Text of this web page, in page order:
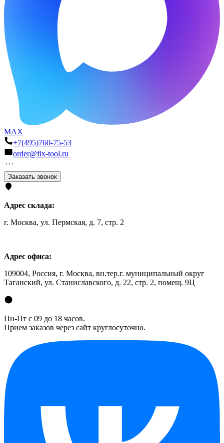
MAX
+7(495)760-75-53
order@fix-tool.ru
Заказать звонок
Адрес склада:
г. Москва, ул. Пермская, д. 7, стр. 2
Адрес офиса:
109004, Россия, г. Москва, вн.тер.г. муниципальный округ
Таганский, ул. Станиславского, д. 22, стр. 2, помещ. 9Ц
Пн-Пт с 09 до 18 часов.
Прием заказов через сайт круглосуточно.